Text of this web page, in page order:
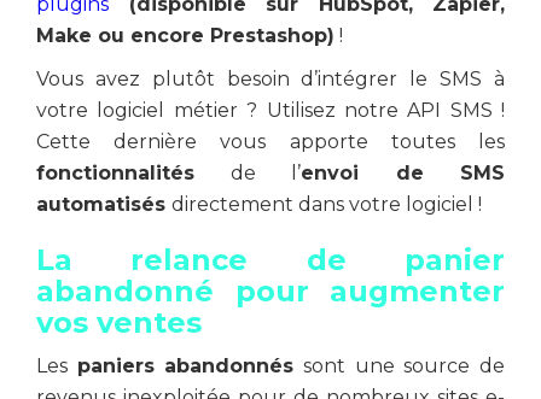
Make ou encore Prestashop) !
Vous avez plutôt besoin d’intégrer le SMS à
votre logiciel métier ? Utilisez notre API SMS !
Cette dernière vous apporte toutes les
fonctionnalités de l’envoi de SMS
automatisés directement dans votre logiciel !
La relance de panier
abandonné pour augmenter
vos ventes
Les paniers abandonnés sont une source de